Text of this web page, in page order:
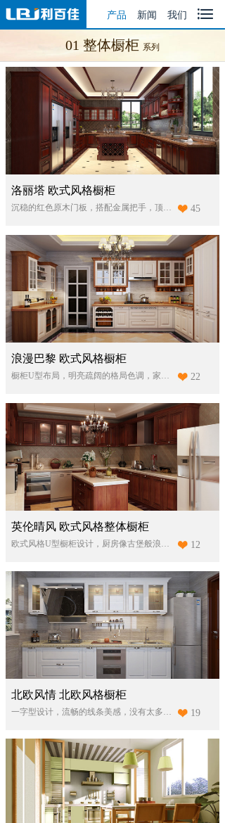
产品 新闻 我们

01 整体橱柜 系列
洛丽塔 欧式风格橱柜
45
沉稳的红色原木门板，搭配金属把手，顶灯显现出复古的气质。岛台与地柜一体化，电器与橱柜相契合，高端大气上档次。
浪漫巴黎 欧式风格橱柜
22
橱柜U型布局，明亮疏阔的格局色调，家电内嵌，地柜储物空间丰富，灯光温暖动人，整体给人一种宁静舒畅的烹饪氛围。
英伦晴风 欧式风格整体橱柜
12
北欧风情 北欧风格橱柜
19